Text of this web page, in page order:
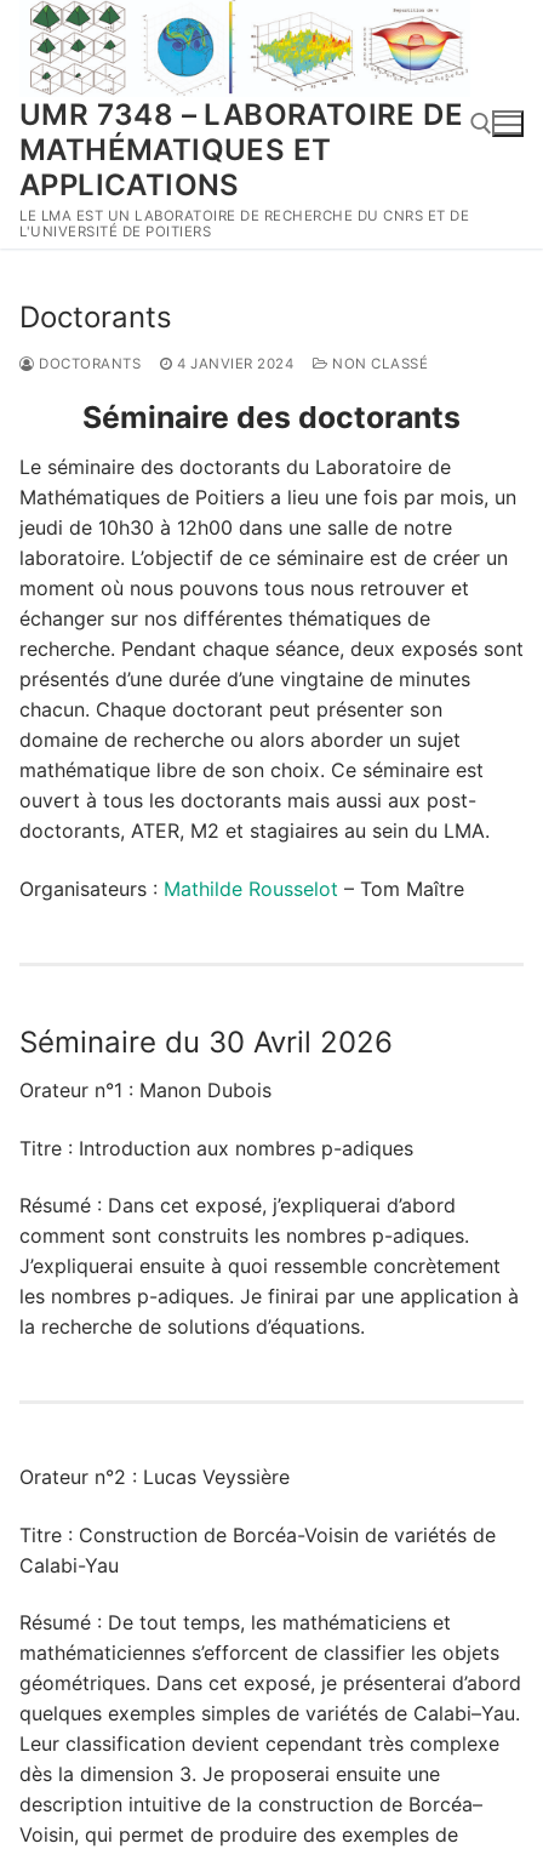
Aller
contenu
UMR 7348 – LABORATOIRE DE
MATHÉMATIQUES ET
APPLICATIONS
LE LMA EST UN LABORATOIRE DE RECHERCHE DU CNRS ET DE
L'UNIVERSITÉ DE POITIERS
Rechercher :
Doctorants
DOCTORANTS 4 JANVIER 2024 NON CLASSÉ
Séminaire des doctorants
Le séminaire des doctorants du Laboratoire de
Mathématiques de Poitiers a lieu une fois par mois, un
jeudi de 10h30 à 12h00 dans une salle de notre
laboratoire. L’objectif de ce séminaire est de créer un
moment où nous pouvons tous nous retrouver et
échanger sur nos différentes thématiques de
recherche. Pendant chaque séance, deux exposés sont
présentés d’une durée d’une vingtaine de minutes
chacun. Chaque doctorant peut présenter son
domaine de recherche ou alors aborder un sujet
mathématique libre de son choix. Ce séminaire est
ouvert à tous les doctorants mais aussi aux post-
doctorants, ATER, M2 et stagiaires au sein du LMA.
Organisateurs : Mathilde Rousselot – Tom Maître
Séminaire du 30 Avril 2026
Orateur n°1 : Manon Dubois
Titre : Introduction aux nombres p-adiques
Résumé : Dans cet exposé, j’expliquerai d’abord
comment sont construits les nombres p-adiques.
J’expliquerai ensuite à quoi ressemble concrètement
les nombres p-adiques. Je finirai par une application à
la recherche de solutions d’équations.
Orateur n°2 : Lucas Veyssière
Titre : Construction de Borcéa-Voisin de variétés de
Calabi-Yau
Résumé : De tout temps, les mathématiciens et
mathématiciennes s’efforcent de classifier les objets
géométriques. Dans cet exposé, je présenterai d’abord
quelques exemples simples de variétés de Calabi–Yau.
Leur classification devient cependant très complexe
dès la dimension 3. Je proposerai ensuite une
description intuitive de la construction de Borcéa–
Voisin, qui permet de produire des exemples de